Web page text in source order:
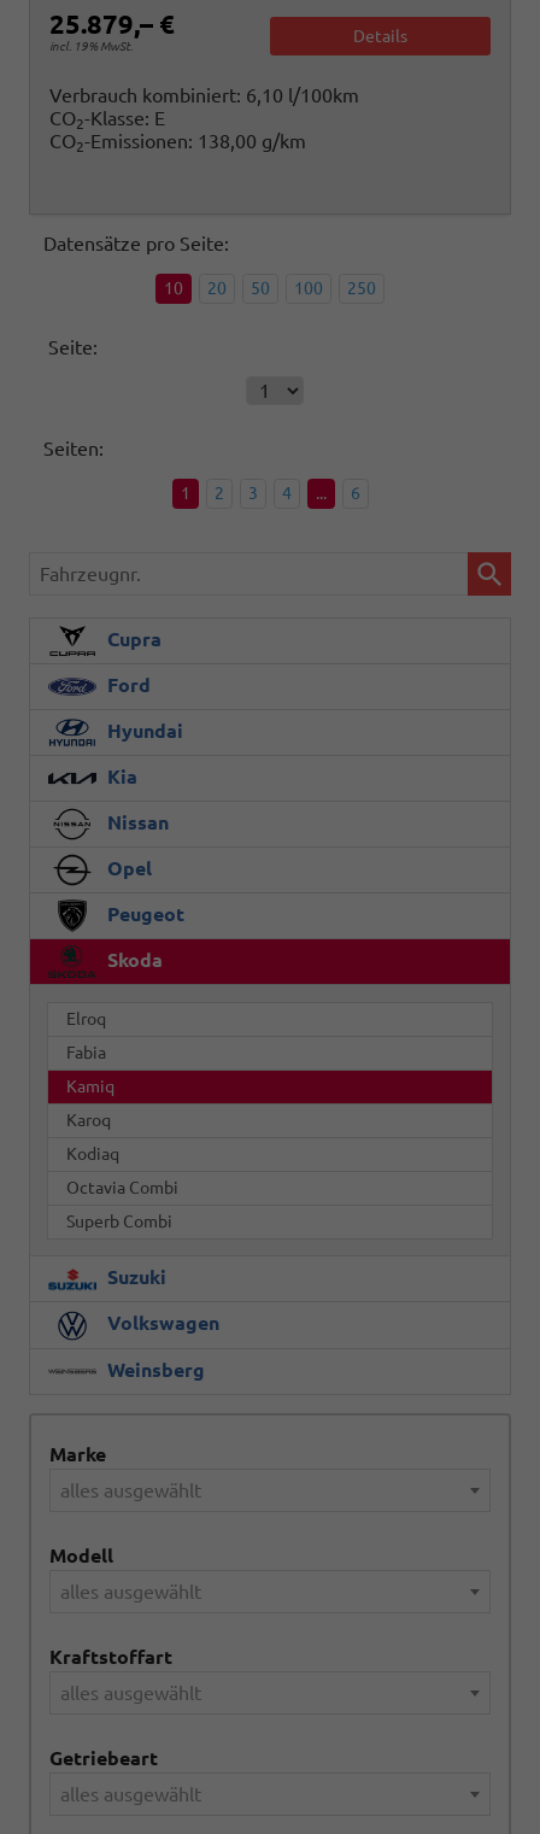
25.879,– €
incl. 19% MwSt.
Details
Verbrauch kombiniert: 6,10 l/100km
CO2-Klasse: E
CO2-Emissionen: 138,00 g/km
Datensätze pro Seite:
10 20 50 100 250
Seite:
Seiten:
1 2 3 4 ... 6
Fahrzeugnr.
Cupra
Ford
Hyundai
Kia
Nissan
Opel
Peugeot
Skoda
Elroq
Fabia
Kamiq
Karoq
Kodiaq
Octavia Combi
Superb Combi
Suzuki
Volkswagen
Weinsberg
Marke
alles ausgewählt
Modell
alles ausgewählt
Kraftstoffart
alles ausgewählt
Getriebeart
alles ausgewählt